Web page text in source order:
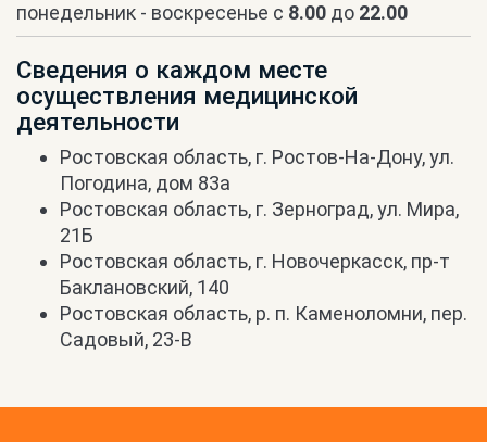
понедельник - воскресенье с 8.00 до 22.00
Сведения о каждом месте
осуществления медицинской
деятельности
Ростовская область, г. Ростов-На-Дону, ул.
Погодина, дом 83а
Ростовская область, г. Зерноград, ул. Мира,
21Б
Ростовская область, г. Новочеркасск, пр-т
Баклановский, 140
Ростовская область, р. п. Каменоломни, пер.
Садовый, 23-В